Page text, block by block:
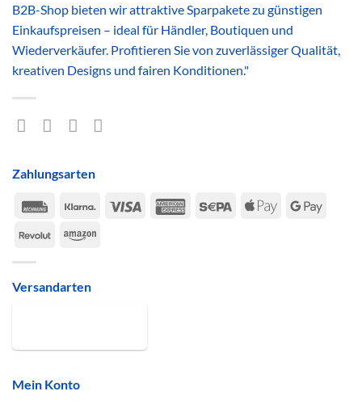
B2B-Shop bieten wir attraktive Sparpakete zu günstigen
Einkaufspreisen – ideal für Händler, Boutiquen und
Wiederverkäufer. Profitieren Sie von zuverlässiger Qualität,
kreativen Designs und fairen Konditionen."
Mein Konto
Zahlungsarten
Rechung
Klarna Visa
American Sepa
Apple
Google
RevolutAmazon
Versandarten